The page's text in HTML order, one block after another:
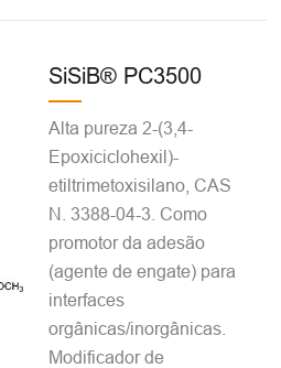
SiSiB® PC3500
Alta pureza 2-(3,4-
Epoxiciclohexil)-
etiltrimetoxisilano, CAS
N. 3388-04-3. Como
promotor da adesão
(agente de engate) para
interfaces
orgânicas/inorgânicas.
Modificador de